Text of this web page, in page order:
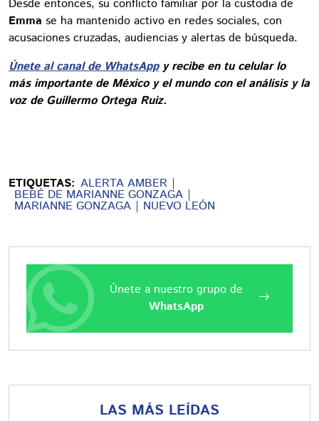
Desde entonces, su conflicto familiar por la custodia de
Emma se ha mantenido activo en redes sociales, con
acusaciones cruzadas, audiencias y alertas de búsqueda.
Únete al canal de WhatsAppy recibe en tu celular lo
más importante de México y el mundo con el análisis y la
voz de Guillermo Ortega Ruiz.
ETIQUETAS: ALERTA AMBER
BEBÉ DE MARIANNE GONZAGA
MARIANNE GONZAGA NUEVO LEÓN
Únete a nuestro grupo de
WhatsApp
LAS MÁS LEÍDAS